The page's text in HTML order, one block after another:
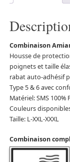
Combinaison
Housse de
poignets et taille
rabat auto-adhésif
Type 5 & 6 avec
Matériel: SMS
Couleurs
Taille: L-XXL-XXXL
Combinaison